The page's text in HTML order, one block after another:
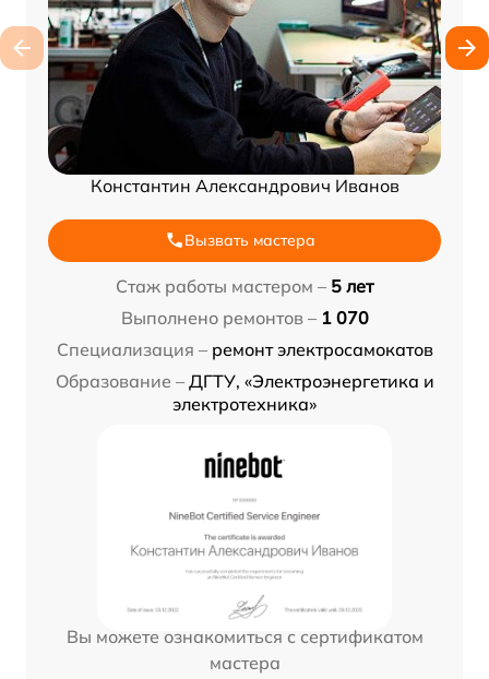
Константин Александрович Иванов
Вызвать мастера
Стаж работы мастером – 5 лет
Выполнено ремонтов – 1 070
Специализация – ремонт электросамокатов
Образование – ДГТУ, «Электроэнергетика и
электротехника»
Вы можете ознакомиться с сертификатом
мастера